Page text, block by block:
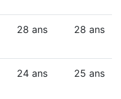
28 ans 28 ans
24 ans 25 ans